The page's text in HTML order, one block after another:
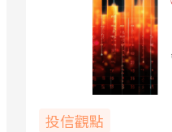
投信觀點